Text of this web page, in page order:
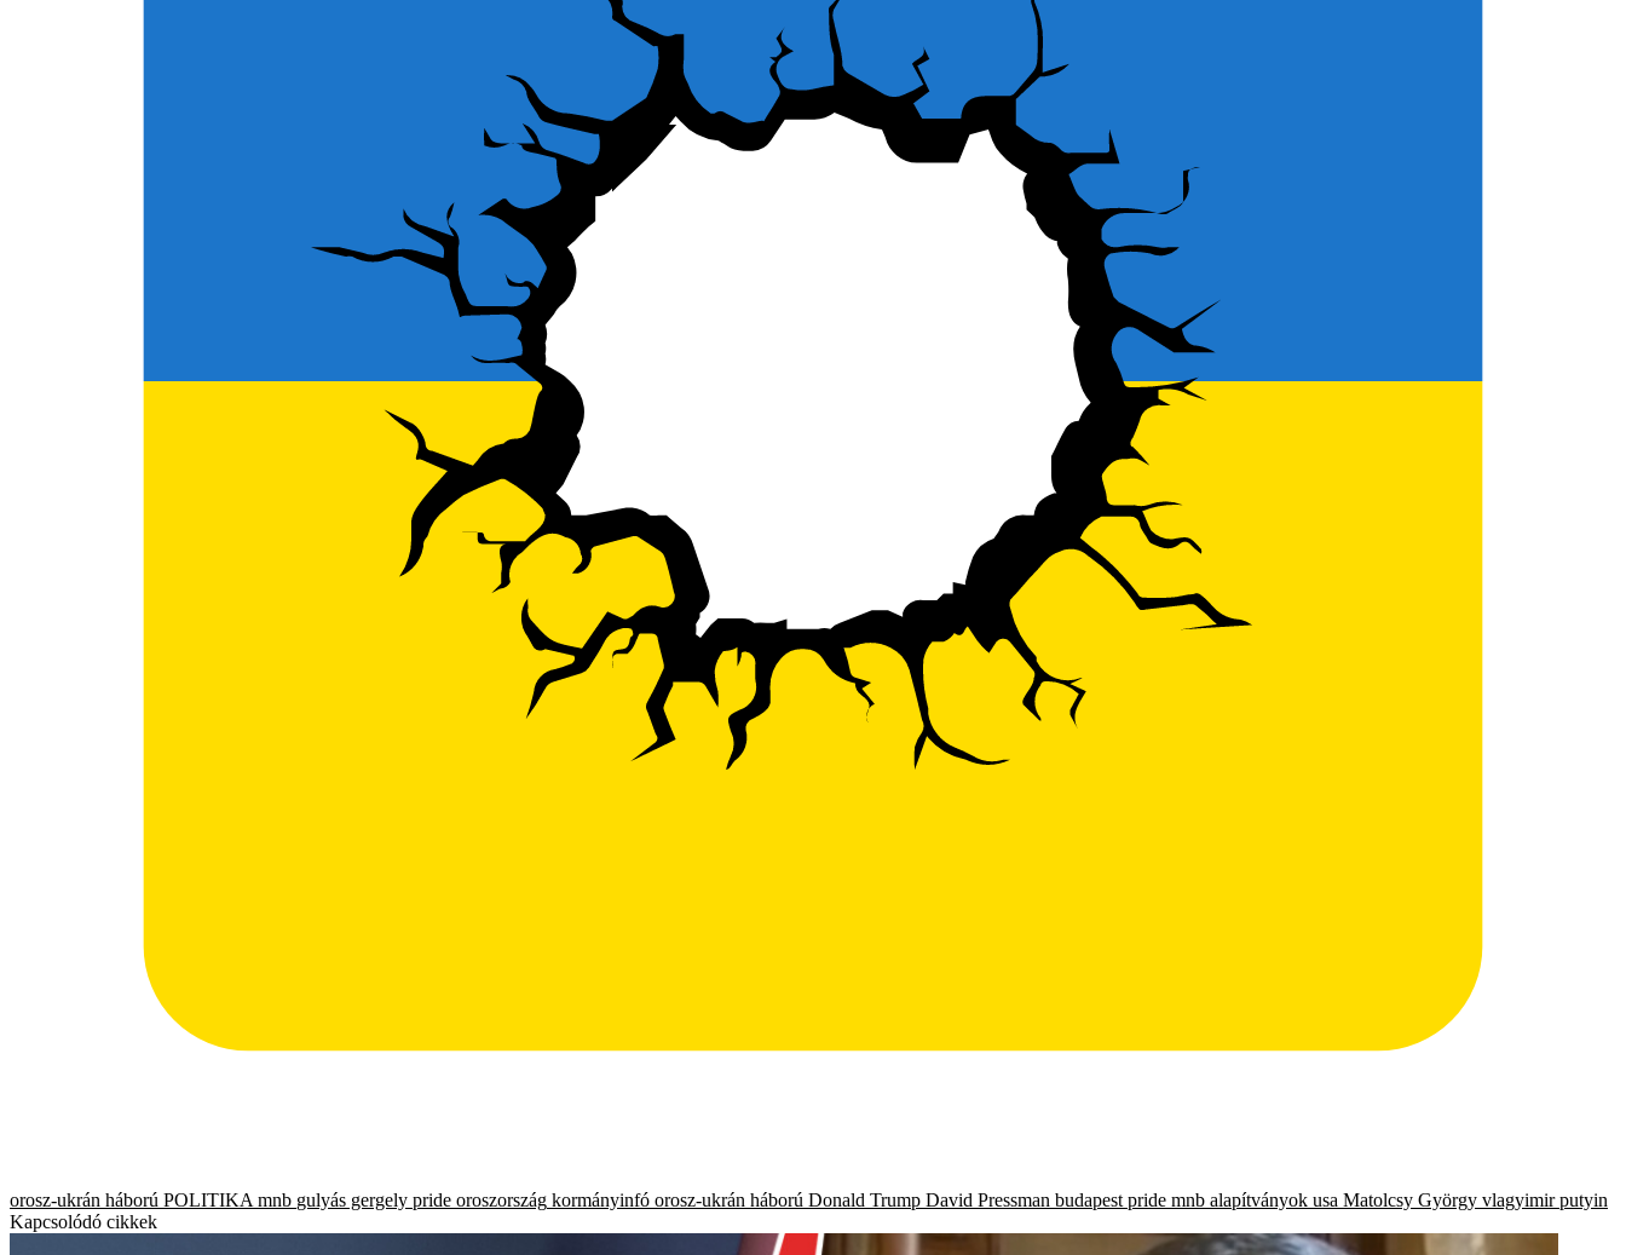
orosz-ukrán háború POLITIKA mnb gulyás gergely pride oroszország kormányinfó orosz-ukrán háború Donald Trump David Pressman budapest pride mnb alapítványok usa Matolcsy György vlagyimir putyin
Kapcsolódó cikkek